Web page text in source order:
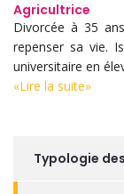
Agricultrice
Divorcée à 35
repenser sa vie.
universitaire en
«Lire la suite»
Typologie